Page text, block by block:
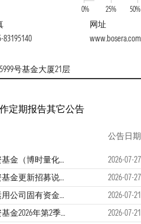
0% 25% 50%
83195140
网址
www.bosera.com
号基金大厦21层
定期报告其它公告
公告日期
博时量化价值股票型证券投资基金（博时量化价值股票A）基金产品资料概要更新
2026-07-27
博时量化价值股票型证券投资基金更新招募说明书
2026-07-27
博时基金管理有限公司关于运用公司固有资金投资旗下权益类公募基金的公告
2026-07-21
博时量化价值股票型证券投资基金2026年第2季度报告 2026-07-21